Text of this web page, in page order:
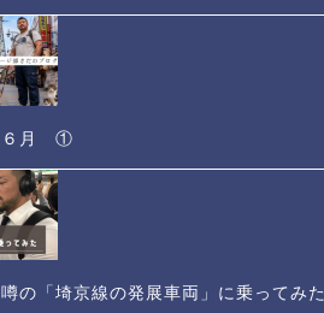
６月 ①
噂の「埼京線の発展車両」に乗ってみた